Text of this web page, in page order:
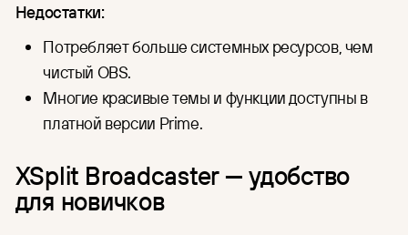
Недостатки:
Потребляет больше системных ресурсов, чем
чистый OBS.
Многие красивые темы и функции доступны в
платной версии Prime.
XSplit Broadcaster — удобство
для новичков